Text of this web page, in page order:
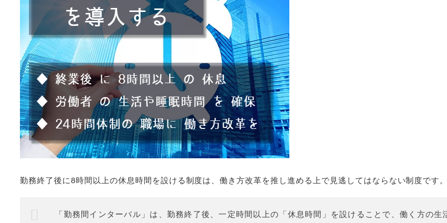
勤務終了後に8時間以上の休息時間を設ける制度は、働き方改革を推し進める上で見逃してはならない制度です。
「勤務間インターバル」は、勤務終了後、一定時間以上の「休息時間」を設けることで、働く方の生